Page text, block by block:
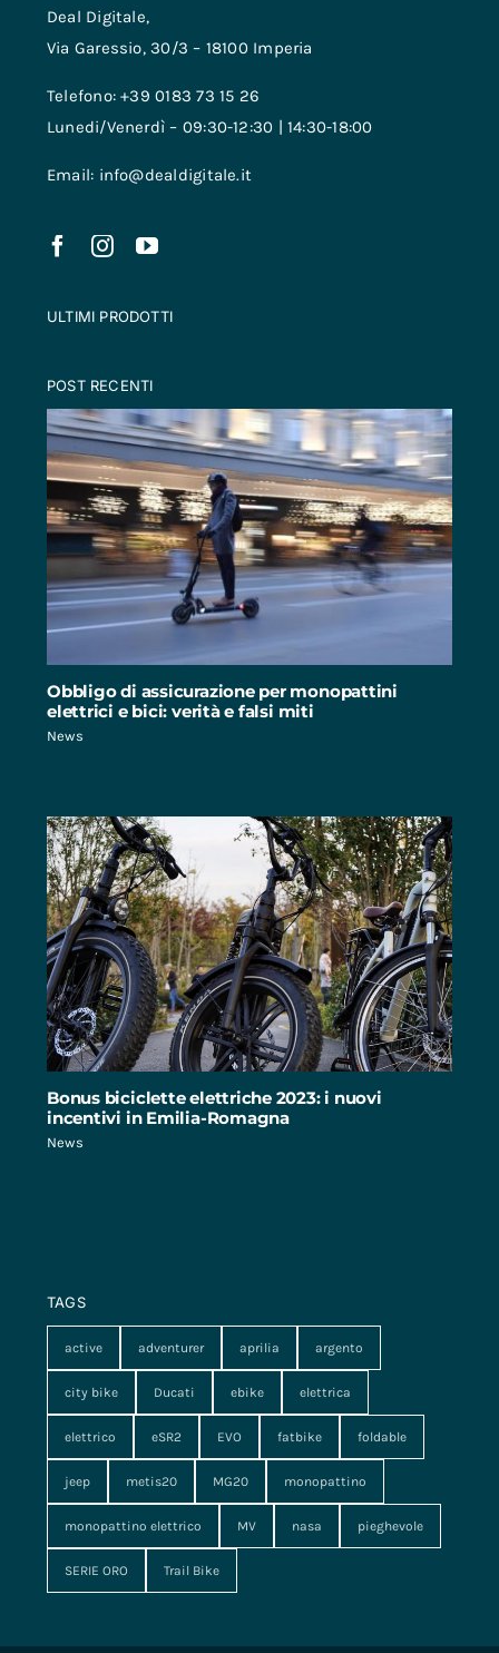
Deal Digitale,
Via Garessio, 30/3 – 18100 Imperia
Telefono: +39 0183 73 15 26
Lunedi/Venerdì – 09:30-12:30 | 14:30-18:00
Email: info@dealdigitale.it
ULTIMI PRODOTTI
POST RECENTI
Obbligo di assicurazione per monopattini
elettrici e bici: verità e falsi miti
News
Bonus biciclette elettriche 2023: i nuovi
incentivi in Emilia-Romagna
News
TAGS
active adventurer aprilia argento
city bike Ducati ebike elettrica
elettrico eSR2 EVO fatbike foldable
jeep metis20 MG20 monopattino
monopattino elettrico MV nasa pieghevole
SERIE ORO Trail Bike